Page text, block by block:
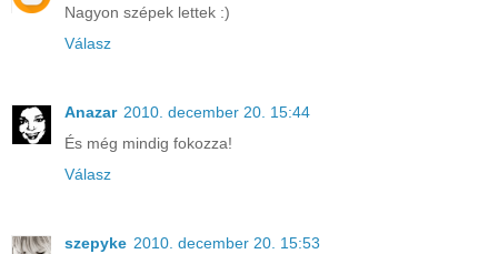
Nagyon szépek lettek :)
Válasz
Anazar 2010. december 20. 15:44
És még mindig fokozza!
Válasz
szepyke 2010. december 20. 15:53